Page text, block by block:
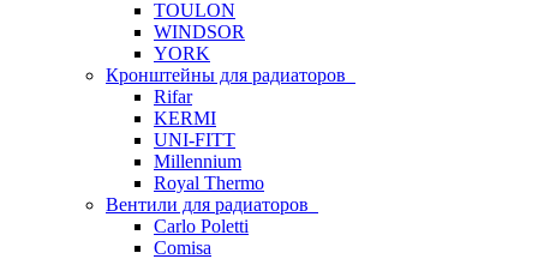
TOULON
WINDSOR
YORK
Кронштейны для радиаторов
Rifar
KERMI
UNI-FITT
Millennium
Royal Thermo
Вентили для радиаторов
Carlo Poletti
Comisa